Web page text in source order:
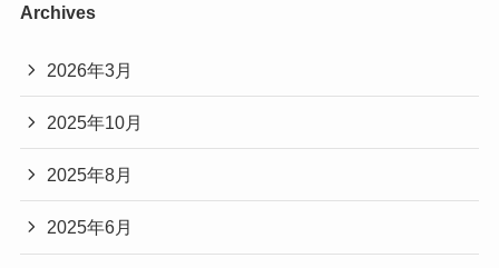
Archives
2026年3月
2025年10月
2025年8月
2025年6月